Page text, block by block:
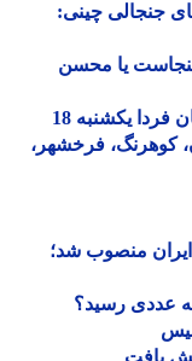
جنجالی چینی:
یا محسن
جدول قطعی برق شهرکرد، بروجن و لردگان فردا یکشنبه 18
کوهرنگ، فرخشهر،
منصوب شد؛
رسید؟